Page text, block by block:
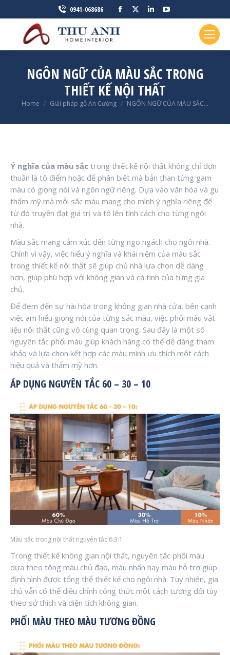
0941-068686
Facebook
in
window
in
window
Linkedin
in
window
in
window
NGÔN NGỮ CỦA MÀU SẮC TRONG
THIẾT KẾ NỘI THẤT
You are here:
Home Giải pháp gỗ An Cường NGÔN NGỮ CỦA MÀU SẮC…
Ý nghĩa của màu sắc trong thiết kế nội thất không chỉ đơn
thuần là tô điểm hoặc để phân biệt mà bản than từng gam
màu có giọng nói và ngôn ngữ riêng. Dựa vào văn hóa và gu
thẩm mỹ mà mỗi sắc màu mang cho mình ý nghĩa riêng để
từ đó truyền đạt giá trị và tô lên tính cách cho từng ngôi
nhà.
Màu sắc mang cảm xúc đến từng ngõ ngách cho ngôi nhà.
Chính vì vậy, việc hiểu ý nghĩa và khái niệm của màu sắc
trong thiết kế nội thất sẽ giúp chủ nhà lựa chọn dễ dàng
hơn, giúp phù hợp với không gian và cá tính của từng gia
chủ.
Để đem đến sự hài hòa trong không gian nhà cửa, bên cạnh
việc am hiểu giọng nói của từng sắc màu, việc phối màu vật
liệu nội thất cũng vô cùng quan trọng. Sau đây là một số
nguyên tắc phối màu giúp khách hàng có thể dễ dàng tham
khảo và lựa chọn kết hợp các màu mình ưu thích một cách
hiệu quả và thẩm mỹ hơn.
ÁP DỤNG NGUYÊN TẮC 60 – 30 – 10
Màu sắc trong nội thất nguyên tắc 6:3:1
Trong thiết kế không gian nội thất, nguyên tắc phối màu
dựa theo tông màu chủ đạo, màu nhấn hay màu hỗ trợ giúp
định hình được tổng thể thiết kế cho ngôi nhà. Tuy nhiên, gia
chủ vẫn có thể điều chỉnh công thức một cách tương đối tùy
theo sở thích và diện tích không gian.
PHỐI MÀU THEO MÀU TƯƠNG ĐỒNG